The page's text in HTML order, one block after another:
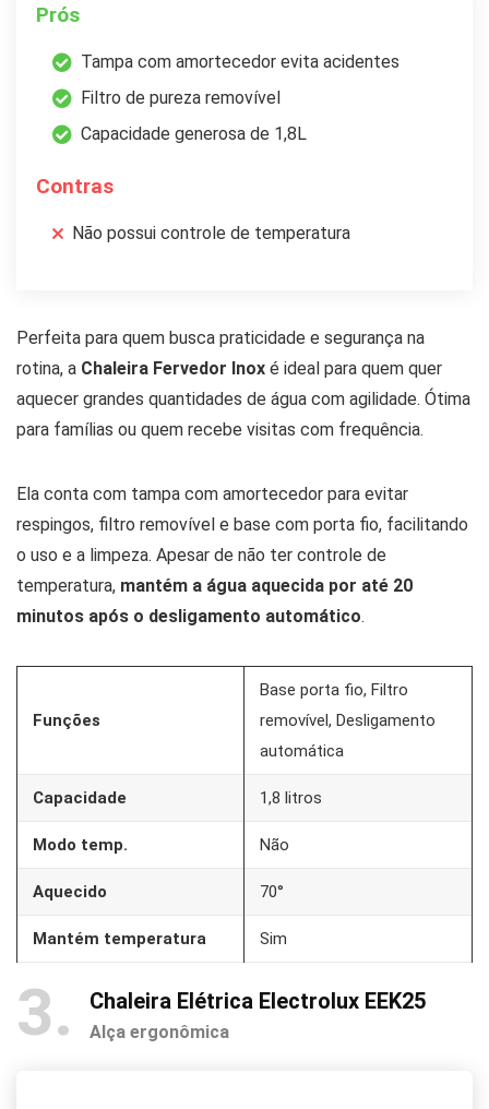
Prós
Tampa com amortecedor evita acidentes
Filtro de pureza removível
Capacidade generosa de 1,8L
Contras
Não possui controle de temperatura
Perfeita para quem busca praticidade e segurança na
rotina, a Chaleira Fervedor Inox é ideal para quem quer
aquecer grandes quantidades de água com agilidade. Ótima
para famílias ou quem recebe visitas com frequência.
Ela conta com tampa com amortecedor para evitar
respingos, filtro removível e base com porta fio, facilitando
o uso e a limpeza. Apesar de não ter controle de
temperatura, mantém a água aquecida por até 20
minutos após o desligamento automático.
Funções
Base porta fio, Filtro
removível, Desligamento
automática
Capacidade 1,8 litros
Modo temp. Não
Aquecido 70°
Mantém temperatura Sim
3 Chaleira Elétrica Electrolux EEK25
Alça ergonômica